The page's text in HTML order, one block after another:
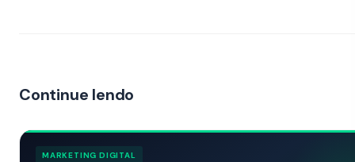
Continue lendo
MARKETING DIGITAL